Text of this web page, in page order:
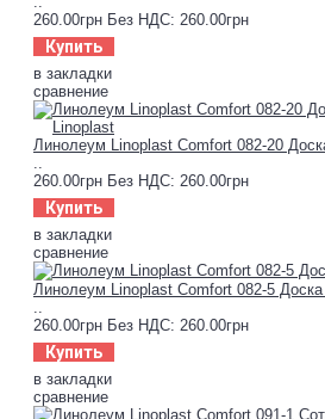
260.00грн Без НДС: 260.00грн
Купить
в закладки
сравнение
Линолеум Linoplast Comfort 082-20
260.00грн Без НДС: 260.00грн
Купить
в закладки
сравнение
Линолеум Linoplast Comfort 082-5
260.00грн Без НДС: 260.00грн
Купить
в закладки
сравнение